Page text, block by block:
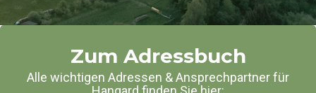
Zum Adressbuch
Alle wichtigen Adressen & Ansprechpartner für